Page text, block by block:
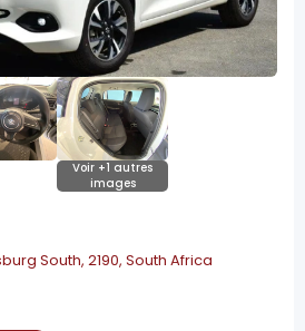
Voir +1 autres
images
South, 2190, South Africa